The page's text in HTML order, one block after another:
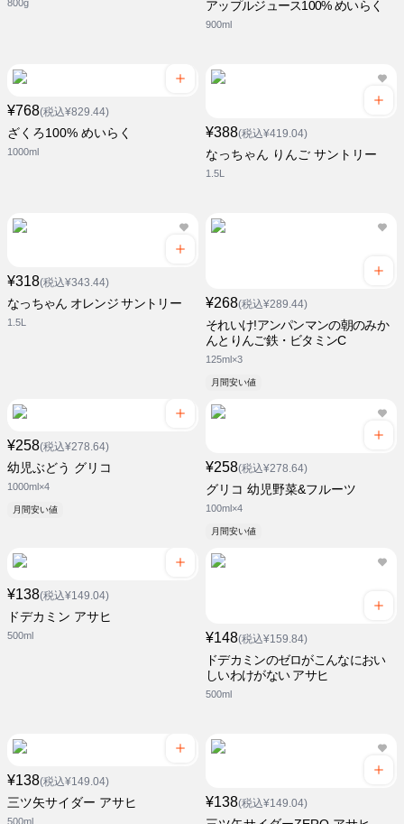
800g アップルジュース100% めいらく
900ml
¥768(税込¥829.44)
ざくろ100% めいらく
1000ml
¥388(税込¥419.04)
なっちゃん りんご サントリー
1.5L
¥318(税込¥343.44)
なっちゃん オレンジ サントリー
1.5L
¥268(税込¥289.44)
それいけ!アンパンマンの朝のみか
んとりんご鉄・ビタミンC
125ml×3
月間安い値
¥258(税込¥278.64)
幼児ぶどう グリコ
1000ml×4
月間安い値
¥258(税込¥278.64)
グリコ 幼児野菜&フルーツ
100ml×4
月間安い値
¥138(税込¥149.04)
ドデカミン アサヒ
500ml ¥148(税込¥159.84)
ドデカミンのゼロがこんなにおい
しいわけがない アサヒ
500ml
¥138(税込¥149.04)
三ツ矢サイダー アサヒ
500ml
¥138(税込¥149.04)